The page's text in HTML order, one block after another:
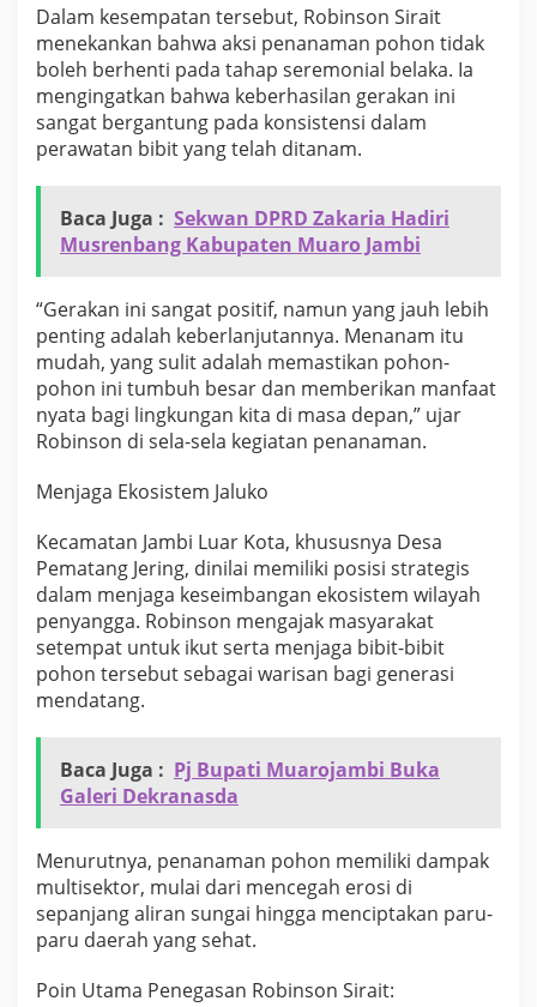
o
n
S
r
a
i
t
g
a
a
n
P
e
n
t
g
n
a
K
e
b
e
r
l
u
t
a
r
o
g
r
L
Dalam kesempatan tersebut, Robinson Sirait
menekankan bahwa aksi penanaman pohon tidak
boleh berhenti pada tahap seremonial belaka. Ia
mengingatkan bahwa keberhasilan gerakan ini
sangat bergantung pada konsistensi dalam
perawatan bibit yang telah ditanam.
Baca Juga : Sekwan DPRD Zakaria Hadiri
Musrenbang Kabupaten Muaro Jambi
“Gerakan ini sangat positif, namun yang jauh lebih
penting adalah keberlanjutannya. Menanam itu
mudah, yang sulit adalah memastikan pohon-
pohon ini tumbuh besar dan memberikan manfaat
nyata bagi lingkungan kita di masa depan,” ujar
Robinson di sela-sela kegiatan penanaman.
Menjaga Ekosistem Jaluko
Kecamatan Jambi Luar Kota, khususnya Desa
Pematang Jering, dinilai memiliki posisi strategis
dalam menjaga keseimbangan ekosistem wilayah
penyangga. Robinson mengajak masyarakat
setempat untuk ikut serta menjaga bibit-bibit
pohon tersebut sebagai warisan bagi generasi
mendatang.
Baca Juga : Pj Bupati Muarojambi Buka
Galeri Dekranasda
Menurutnya, penanaman pohon memiliki dampak
multisektor, mulai dari mencegah erosi di
sepanjang aliran sungai hingga menciptakan paru-
paru daerah yang sehat.
Poin Utama Penegasan Robinson Sirait: